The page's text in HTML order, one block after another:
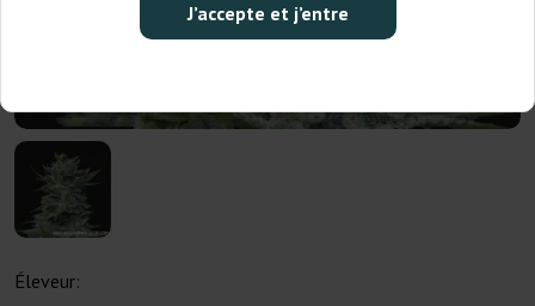
J’accepte et j’entre
Éleveur: